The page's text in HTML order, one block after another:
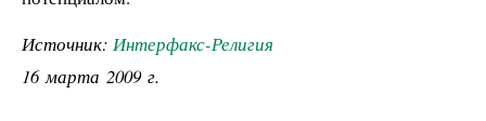
Источник: Интерфакс-Религия
16 марта 2009 г.